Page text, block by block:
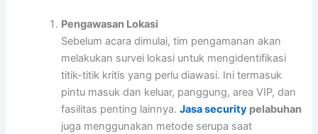
Pengawasan Lokasi
Sebelum acara dimulai, tim pengamanan akan
melakukan survei lokasi untuk mengidentifikasi
titik-titik kritis yang perlu diawasi. Ini termasuk
pintu masuk dan keluar, panggung, area VIP, dan
fasilitas penting lainnya.Jasa security pelabuhan
juga menggunakan metode serupa saat